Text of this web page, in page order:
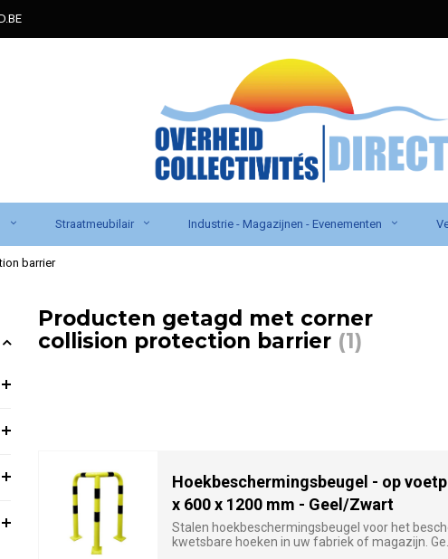
Straatmeubilair Industrie - Magazijnen - Evenementen
barrier
Producten getagd met corner
collision protection barrier (1)
Hoekbeschermingsbeugel - op
x 600 x 1200 mm - Geel/Zwart
Stalen hoekbeschermingsbeugel voor het
kwetsbare hoeken in uw fabriek of magazijn.